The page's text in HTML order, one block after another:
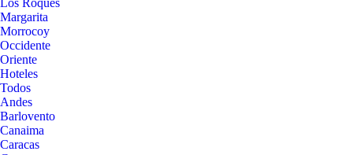
Los Roques
Margarita
Morrocoy
Occidente
Oriente
Hoteles
Todos
Andes
Barlovento
Canaima
Caracas